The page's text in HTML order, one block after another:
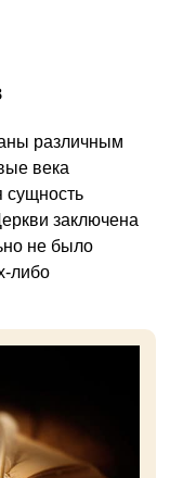
различным
века
сущность
заключена
не было
либо